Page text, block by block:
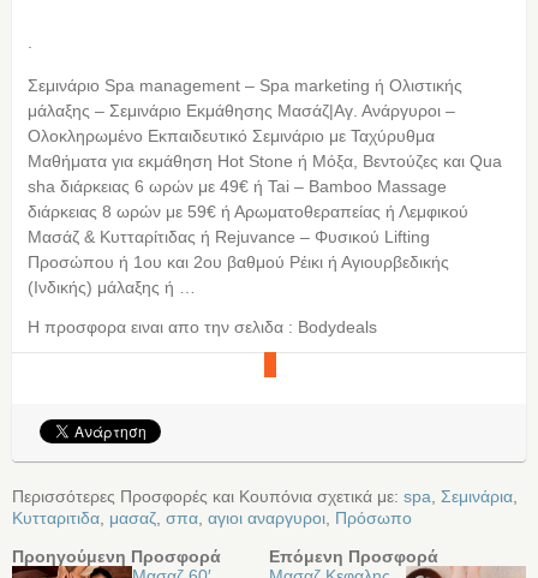
Σεμινάριο Spa management – Spa marketing ή Ολιστικής
μάλαξης – Σεμινάριο Εκμάθησης Μασάζ|Αγ. Ανάργυροι –
Oλοκληρωμένο Eκπαιδευτικό Σεμινάριο με Ταχύρυθμα
Μαθήματα για εκμάθηση Hot Stone ή Μόξα, Βεντούζες και Qua
sha διάρκειας 6 ωρών με 49€ ή Tai – Bamboo Massage
διάρκειας 8 ωρών με 59€ ή Αρωματοθεραπείας ή Λεμφικού
Μασάζ & Κυτταρίτιδας ή Rejuvance – Φυσικού Lifting
Προσώπου ή 1ου και 2ου βαθμού Ρέικι ή Αγιουρβεδικής
(Ινδικής) μάλαξης ή …
Η προσφορα ειναι απο την σελιδα : Bodydeals
Περισσότερες Προσφορές και Κουπόνια σχετικά με: spa, Σεμινάρια,
Κυτταριτιδα, μασαζ, σπα, αγιοι αναργυροι, Πρόσωπο
Προηγούμενη Προσφορά
Επόμενη Προσφορά